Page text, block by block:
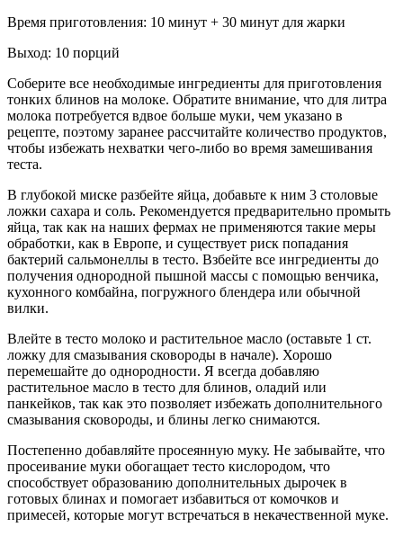
Время приготовления: 10 минут + 30 минут для жарки
Выход: 10 порций
Соберите все необходимые ингредиенты для приготовления
тонких блинов на молоке. Обратите внимание, что для литра
молока потребуется вдвое больше муки, чем указано в
рецепте, поэтому заранее рассчитайте количество продуктов,
чтобы избежать нехватки чего-либо во время замешивания
теста.
В глубокой миске разбейте яйца, добавьте к ним 3 столовые
ложки сахара и соль. Рекомендуется предварительно промыть
яйца, так как на наших фермах не применяются такие меры
обработки, как в Европе, и существует риск попадания
бактерий сальмонеллы в тесто. Взбейте все ингредиенты до
получения однородной пышной массы с помощью венчика,
кухонного комбайна, погружного блендера или обычной
вилки.
Влейте в тесто молоко и растительное масло (оставьте 1 ст.
ложку для смазывания сковороды в начале). Хорошо
перемешайте до однородности. Я всегда добавляю
растительное масло в тесто для блинов, оладий или
панкейков, так как это позволяет избежать дополнительного
смазывания сковороды, и блины легко снимаются.
Постепенно добавляйте просеянную муку. Не забывайте, что
просеивание муки обогащает тесто кислородом, что
способствует образованию дополнительных дырочек в
готовых блинах и помогает избавиться от комочков и
примесей, которые могут встречаться в некачественной муке.